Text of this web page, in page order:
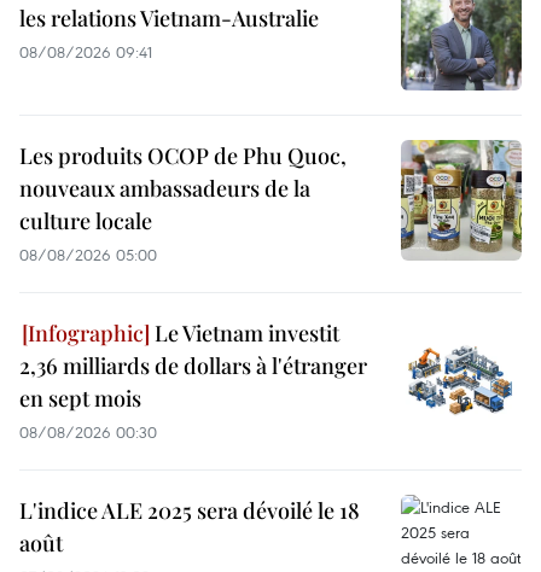
les relations Vietnam-Australie
08/08/2026 09:41
Les produits OCOP de Phu Quoc,
nouveaux ambassadeurs de la
culture locale
08/08/2026 05:00
Le Vietnam investit
2,36 milliards de dollars à l'étranger
en sept mois
08/08/2026 00:30
L'indice ALE 2025 sera dévoilé le 18
août